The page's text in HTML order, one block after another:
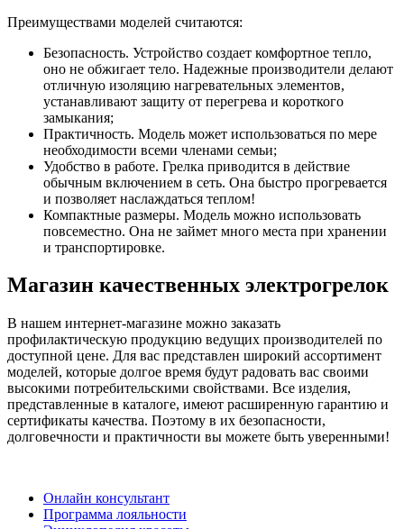
Преимуществами моделей считаются:
Безопасность. Устройство создает комфортное тепло,
оно не обжигает тело. Надежные производители делают
отличную изоляцию нагревательных элементов,
устанавливают защиту от перегрева и короткого
замыкания;
Практичность. Модель может использоваться по мере
необходимости всеми членами семьи;
Удобство в работе. Грелка приводится в действие
обычным включением в сеть. Она быстро прогревается
и позволяет наслаждаться теплом!
Компактные размеры. Модель можно использовать
повсеместно. Она не займет много места при хранении
и транспортировке.
Магазин качественных электрогрелок
В нашем интернет-магазине можно заказать
профилактическую продукцию ведущих производителей по
доступной цене. Для вас представлен широкий ассортимент
моделей, которые долгое время будут радовать вас своими
высокими потребительскими свойствами. Все изделия,
представленные в каталоге, имеют расширенную гарантию и
сертификаты качества. Поэтому в их безопасности,
долговечности и практичности вы можете быть уверенными!
Онлайн консультант
Программа лояльности